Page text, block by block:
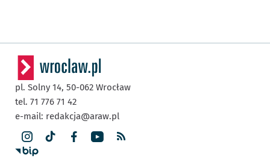
pl. Solny 14, 50-062 Wrocław
tel. 71 776 71 42
e-mail: redakcja@araw.pl